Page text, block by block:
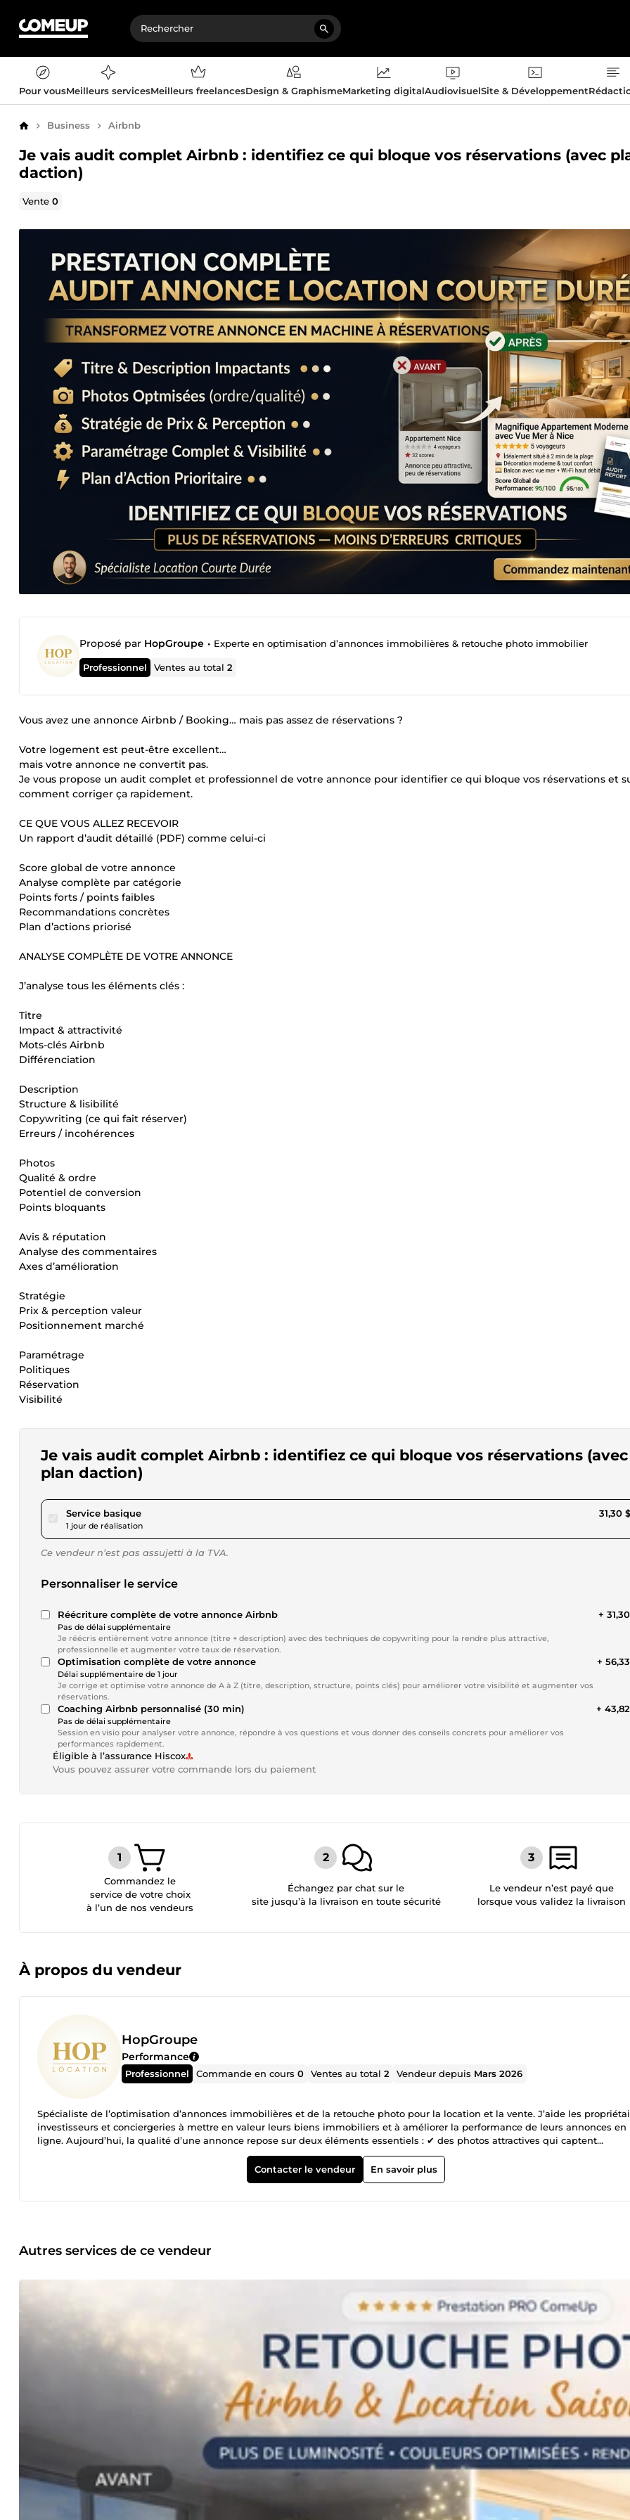
Pour vousMeilleurs servicesMeilleurs freelancesDesign & GraphismeMarketing digitalAudiovisuelSite & Développement
AccueilBusiness Airbnb
Je vais audit complet Airbnb : identifiez ce qui bloque vos réservations (avec
daction)
Vente0
Proposé par HopGroupe • Experte en optimisation d’annonces immobilières & retouche photo immobilier
Professionnel Ventes au total2
Vous avez une annonce Airbnb / Booking… mais pas assez de réservations ?
Votre logement est peut-être excellent…
mais votre annonce ne convertit pas.
Je vous propose un audit complet et professionnel de votre annonce pour identifier ce qui bloque vos réservations et
comment corriger ça rapidement.
CE QUE VOUS ALLEZ RECEVOIR
Un rapport d’audit détaillé (PDF) comme celui-ci
Score global de votre annonce
Analyse complète par catégorie
Points forts / points faibles
Recommandations concrètes
Plan d’actions priorisé
ANALYSE COMPLÈTE DE VOTRE ANNONCE
J’analyse tous les éléments clés :
Titre
Impact & attractivité
Mots-clés Airbnb
Différenciation
Description
Structure & lisibilité
Copywriting (ce qui fait réserver)
Erreurs / incohérences
Photos
Qualité & ordre
Potentiel de conversion
Points bloquants
Avis & réputation
Analyse des commentaires
Axes d’amélioration
Stratégie
Prix & perception valeur
Positionnement marché
Paramétrage
Politiques
Réservation
Visibilité
Je vais audit complet Airbnb : identifiez ce qui bloque vos réservations (avec
plan daction)
Service basiquepour 28,85 $US
1 jour de réalisation
31,30
Ce vendeur n’est pas assujetti à la TVA.
Personnaliser le service
Réécriture complète de votre annonce Airbnb
Pas de délai supplémentaire
Je réécris entièrement votre annonce (titre + description) avec des techniques de copywriting pour la rendre plus attractive,
professionnelle et augmenter votre taux de réservation.
+
Optimisation complète de votre annonce
Délai supplémentaire de 1 jour
Je corrige et optimise votre annonce de A à Z (titre, description, structure, points clés) pour améliorer votre visibilité et augmenter vos
réservations.
+
Coaching Airbnb personnalisé (30 min)
Pas de délai supplémentaire
Session en visio pour analyser votre annonce, répondre à vos questions et vous donner des conseils concrets pour améliorer vos
performances rapidement.
+
Éligible à l’assurance Hiscox
Vous pouvez assurer votre commande lors du paiement
Commandez le
service de votre choix
à l’un de nos vendeurs
Échangez par chat sur le
site jusqu’à la livraison en toute sécurité
Le vendeur n’est payé que
lorsque vous validez la livraison
À propos du vendeur
HopGroupe
Performance
Professionnel Commande en cours0 Ventes au total2 Vendeur depuis Mars 2026
Spécialiste de l’optimisation d’annonces immobilières et de la retouche photo pour la location et la vente. J’aide les
investisseurs et conciergeries à mettre en valeur leurs biens immobiliers et à améliorer la performance de leurs annonces en
ligne. Aujourd’hui, la qualité d’une annonce repose sur deux éléments essentiels : ✔ des photos attractives qui captent
immédiatement l’attention ✔ une annonce optimisée qui donne envie de réserver ou de visiter Mon objectif est de
annonces en véritables outils de conversion afin d’attirer plus de visiteurs et d’augmenter vos chances de réservation ou de
Je peux vous accompagner pour : 🏡 Optimisation d’annonces immobilières • amélioration du titre • rédaction ou
améliorer la qualité de vos annonces et valoriser votre bien immobilier, je serai ravi de vous accompagner dans votre projet.
Contacter le vendeur En savoir plus
Autres services de ce vendeur